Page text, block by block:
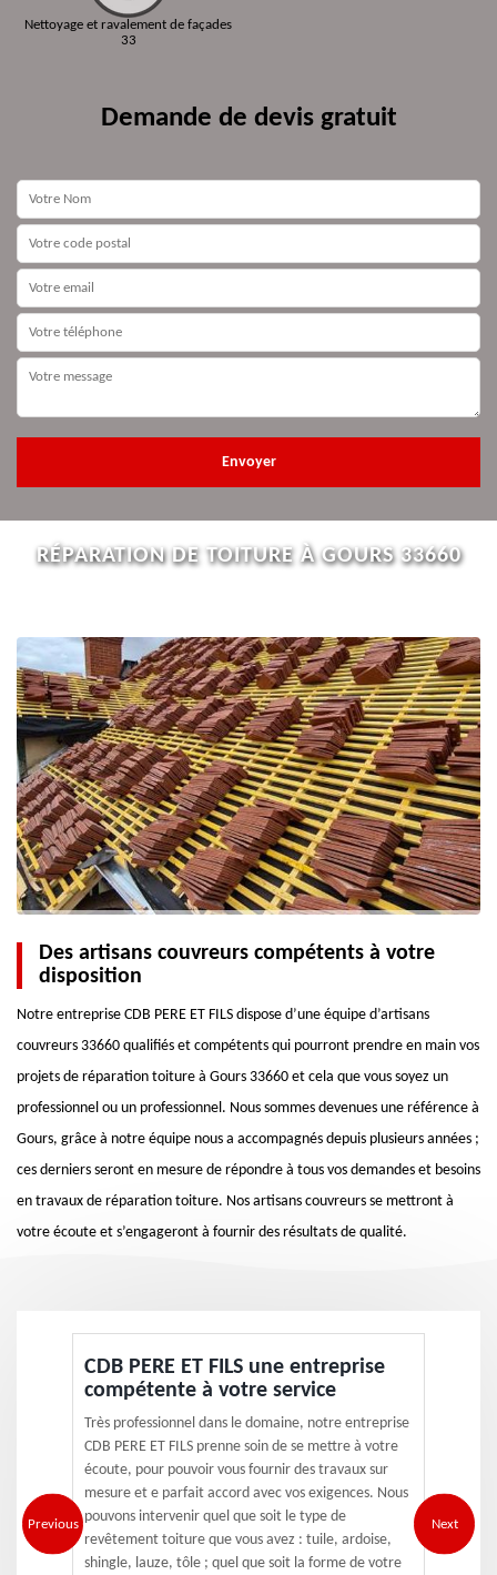
Nettoyage et ravalement de façades
33
Demande de devis gratuit
RÉPARATION DE TOITURE À GOURS 33660
Des artisans couvreurs compétents à votre
disposition
Notre entreprise CDB PERE ET FILS dispose d’une équipe d’artisans
couvreurs 33660 qualifiés et compétents qui pourront prendre en main vos
projets de réparation toiture à Gours 33660 et cela que vous soyez un
professionnel ou un professionnel. Nous sommes devenues une référence à
Gours, grâce à notre équipe nous a accompagnés depuis plusieurs années ;
ces derniers seront en mesure de répondre à tous vos demandes et besoins
en travaux de réparation toiture. Nos artisans couvreurs se mettront à
votre écoute et s’engageront à fournir des résultats de qualité.
Previous
CDB PERE ET FILS une entreprise
compétente à votre service
Très professionnel dans le domaine, notre entreprise
CDB PERE ET FILS prenne soin de se mettre à votre
écoute, pour pouvoir vous fournir des travaux sur
mesure et e parfait accord avec vos exigences. Nous
pouvons intervenir quel que soit le type de
revêtement toiture que vous avez : tuile, ardoise,
shingle, lauze, tôle ; quel que soit la forme de votre
Next